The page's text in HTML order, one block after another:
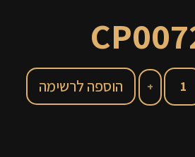
הוספה לרשימה